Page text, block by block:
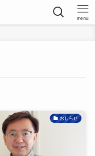
menu
おしらせ